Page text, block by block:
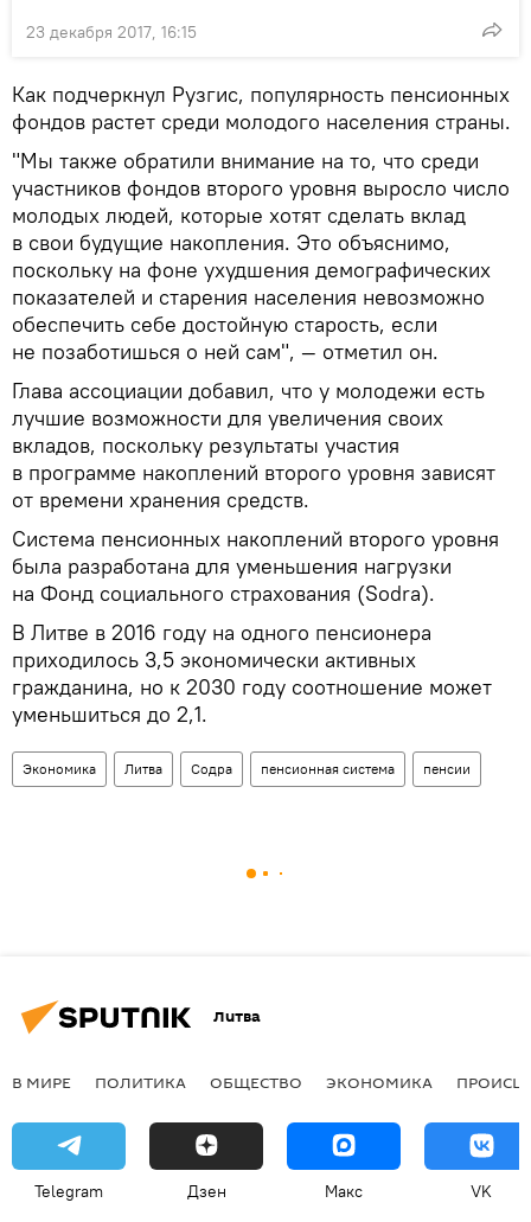
23 декабря 2017, 16:15
Как подчеркнул Рузгис, популярность пенсионных
фондов растет среди молодого населения страны.
"Мы также обратили внимание на то, что среди
участников фондов второго уровня выросло число
молодых людей, которые хотят сделать вклад
в свои будущие накопления. Это объяснимо,
поскольку на фоне ухудшения демографических
показателей и старения населения невозможно
обеспечить себе достойную старость, если
не позаботишься о ней сам", — отметил он.
Глава ассоциации добавил, что у молодежи есть
лучшие возможности для увеличения своих
вкладов, поскольку результаты участия
в программе накоплений второго уровня зависят
от времени хранения средств.
Система пенсионных накоплений второго уровня
была разработана для уменьшения нагрузки
на Фонд социального страхования (Sodra).
В Литве в 2016 году на одного пенсионера
приходилось 3,5 экономически активных
гражданина, но к 2030 году соотношение может
уменьшиться до 2,1.
Экономика Литва Содра пенсионная система пенсии
Литва
В МИРЕ ПОЛИТИКА ОБЩЕСТВО ЭКОНОМИКА
Telegram Дзен Макс VK